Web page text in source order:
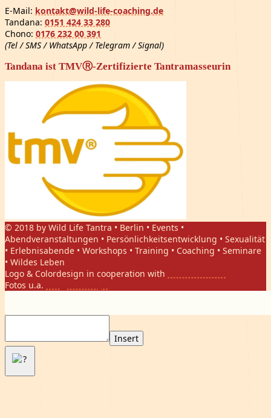
E-Mail: kontakt@wild-life-coaching.de
Tandana: 0151 424 33 280
Chono: 0176 232 00 391
(Tel / SMS / WhatsApp / Telegram / Signal)
Tandana ist TMVⓇ-Zertifizierte Tantramasseurin
© 2018 by Wild Life Tantra • Berlin • Events •
Abendveranstaltungen • Persönlichkeitsentwicklung • Sexualität
• Erlebnisabende • Workshops • Training • Coaching • Seminare
• Wildes Leben
Logo & Colordesign in cooperation with
Fotos u.a.
Insert